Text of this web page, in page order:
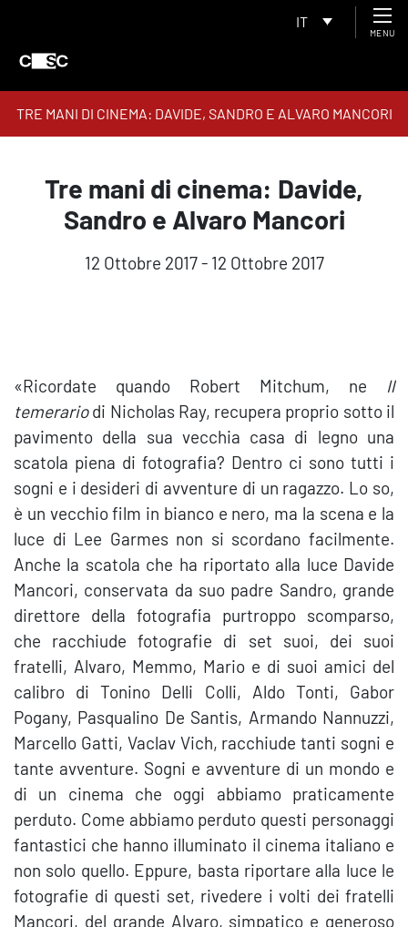
IT
MENU
TRE MANI DI CINEMA: DAVIDE, SANDRO E ALVARO MANCORI
Tre mani di cinema: Davide,
Sandro e Alvaro Mancori
12 Ottobre 2017 - 12 Ottobre 2017
«Ricordate quando Robert Mitchum, ne Il
temerariodi Nicholas Ray, recupera proprio sotto il
pavimento della sua vecchia casa di legno una
scatola piena di fotografia? Dentro ci sono tutti i
sogni e i desideri di avventure di un ragazzo. Lo so,
è un vecchio film in bianco e nero, ma la scena e la
luce di Lee Garmes non si scordano facilmente.
Anche la scatola che ha riportato alla luce Davide
Mancori, conservata da suo padre Sandro, grande
direttore della fotografia purtroppo scomparso,
che racchiude fotografie di set suoi, dei suoi
fratelli, Alvaro, Memmo, Mario e di suoi amici del
calibro di Tonino Delli Colli, Aldo Tonti, Gabor
Pogany, Pasqualino De Santis, Armando Nannuzzi,
Marcello Gatti, Vaclav Vich, racchiude tanti sogni e
tante avventure. Sogni e avventure di un mondo e
di un cinema che oggi abbiamo praticamente
perduto. Come abbiamo perduto questi personaggi
fantastici che hanno illuminato il cinema italiano e
non solo quello. Eppure, basta riportare alla luce le
fotografie di questi set, rivedere i volti dei fratelli
Mancori, del grande Alvaro, simpatico e generoso